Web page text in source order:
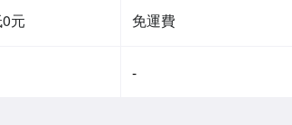
元 免運費
-